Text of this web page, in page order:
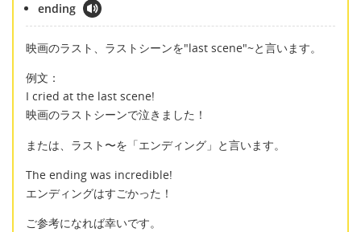
ending
映画のラスト、ラストシーンを"last scene"~と言います。
例文：
I cried at the last scene!
映画のラストシーンで泣きました！
または、ラスト〜を「エンディング」と言います。
The ending was incredible!
エンディングはすごかった！
ご参考になれば幸いです。